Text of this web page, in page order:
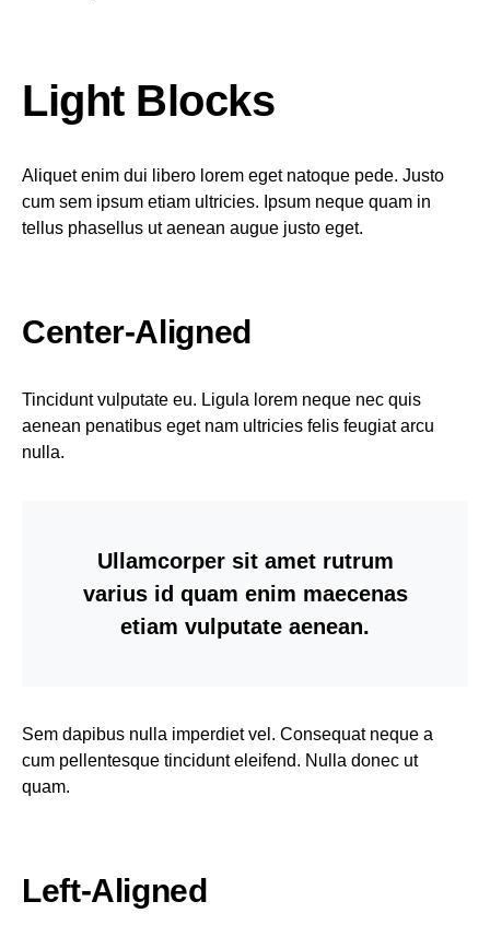
Light Blocks
Aliquet enim dui libero lorem eget natoque pede. Justo
cum sem ipsum etiam ultricies. Ipsum neque quam in
tellus phasellus ut aenean augue justo eget.
Center-Aligned
Tincidunt vulputate eu. Ligula lorem neque nec quis
aenean penatibus eget nam ultricies felis feugiat arcu
nulla.
Ullamcorper sit amet rutrum
varius id quam enim maecenas
etiam vulputate aenean.
Sem dapibus nulla imperdiet vel. Consequat neque a
cum pellentesque tincidunt eleifend. Nulla donec ut
quam.
Left-Aligned